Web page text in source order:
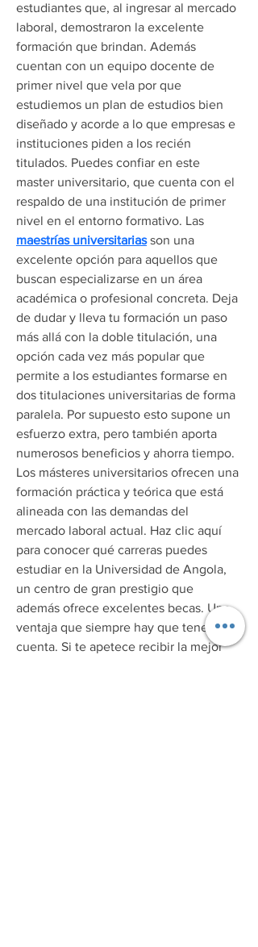
estudiantes que, al ingresar al mercado
laboral, demostraron la excelente
formación que brindan. Además
cuentan con un equipo docente de
primer nivel que vela por que
estudiemos un plan de estudios bien
diseñado y acorde a lo que empresas e
instituciones piden a los recién
titulados. Puedes confiar en este
master universitario, que cuenta con el
respaldo de una institución de primer
nivel en el entorno formativo. Las
maestrías universitarias son una
excelente opción para aquellos que
buscan especializarse en un área
académica o profesional concreta. Deja
de dudar y lleva tu formación un paso
más allá con la doble titulación, una
opción cada vez más popular que
permite a los estudiantes formarse en
dos titulaciones universitarias de forma
paralela. Por supuesto esto supone un
esfuerzo extra, pero también aporta
numerosos beneficios y ahorra tiempo.
Los másteres universitarios ofrecen una
formación práctica y teórica que está
alineada con las demandas del
mercado laboral actual. Haz clic aquí
para conocer qué carreras puedes
estudiar en la Universidad de Angola,
un centro de gran prestigio que
además ofrece excelentes becas. Una
ventaja que siempre hay que tener en
cuenta. Si te apetece recibir la mejor